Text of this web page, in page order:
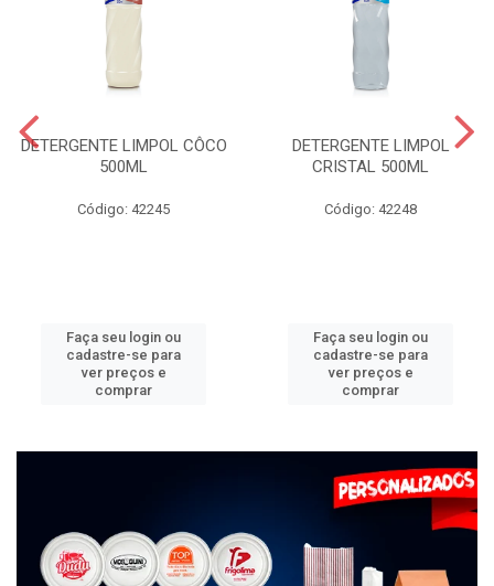
DETERGENTE LIMPOL CÔCO
500ML
Código: 42245
Faça seu login ou
cadastre-se para
ver preços e
comprar
DETERGENTE LIMPOL
CRISTAL 500ML
Código: 42248
Faça seu login ou
cadastre-se para
ver preços e
comprar